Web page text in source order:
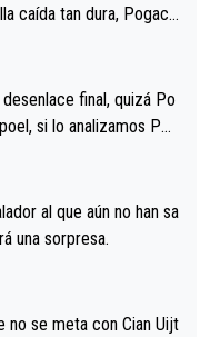
caída tan dura, Pogaca
increíble la forma en l
recordó."final, quizá Po
si lo analizamos Poj
dándose la
allá de los típicos toqu
Ahí hubo una in
con calzador en posi
el tour.
al que aún no han sa
nos dará una sorpresa.
meta con Cian Uijt